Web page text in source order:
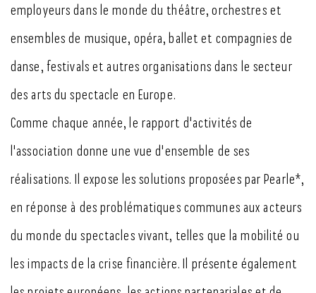
employeurs dans le monde du théâtre, orchestres et
ensembles de musique, opéra, ballet et compagnies de
danse, festivals et autres organisations dans le secteur
des arts du spectacle en Europe.
Comme chaque année, le rapport d'activités de
l'association donne une vue d'ensemble de ses
réalisations. Il expose les solutions proposées par Pearle*,
en réponse à des problématiques communes aux acteurs
du monde du spectacles vivant, telles que la mobilité ou
les impacts de la crise financière. Il présente également